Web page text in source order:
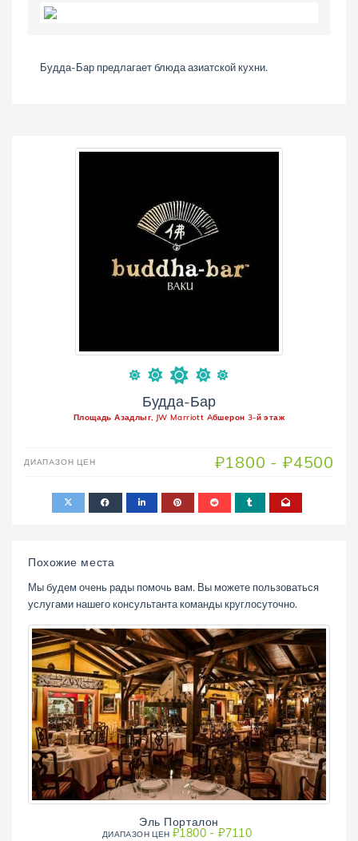
Будда-Бар предлагает блюда азиатской кухни.
Будда-Бар
Площадь Азадлыг, JW Marriott Aбшерон 3-й этаж
ДИАПAЗОН ЦЕН ₽1800 - ₽4500
Похожие места
Мы будем очень рады помочь вам. Вы можете пользоваться
услугами нашего консультанта команды круглосуточно.
Эль Порталон
ДИАПAЗОН ЦЕН ₽1800 - ₽7110